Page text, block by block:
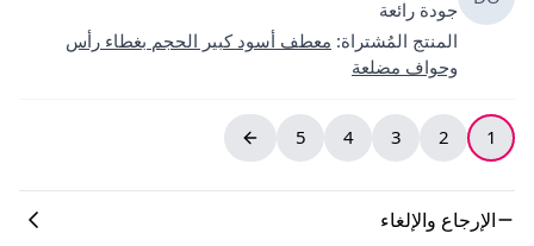
جودة رائعة
المنتج المُشتراة: معطف أسود كبير الحجم بغطاء رأس
وحواف مضلعة
1
2
3
4
5
الإرجاع والإلغاء